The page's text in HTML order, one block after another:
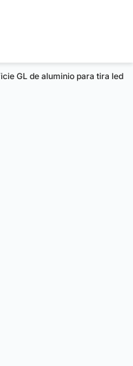
GL de aluminio para tira led